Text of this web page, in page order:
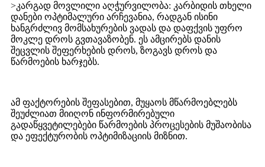
>კარგად მოვლილი აღჭურვილობა: კარბიდის თხელი
დანები ოპტიმალური არჩევანია, რადგან ისინი
ხანგრძლივ მომსახურების ვადას და დაფქვის უფრო
მოკლე დროს გვთავაზობენ. ეს ამცირებს დანის
შეცვლის შეფერხების დროს, ზოგავს დროს და
წარმოების ხარჯებს.
ამ ფაქტორების შეფასებით, მუყაოს მწარმოებლებს
შეუძლიათ მიიღონ ინფორმირებული
გადაწყვეტილებები წარმოების პროცესების მუშაობისა
და ეფექტურობის ოპტიმიზაციის მიზნით.